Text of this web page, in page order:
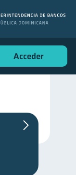
Acceder